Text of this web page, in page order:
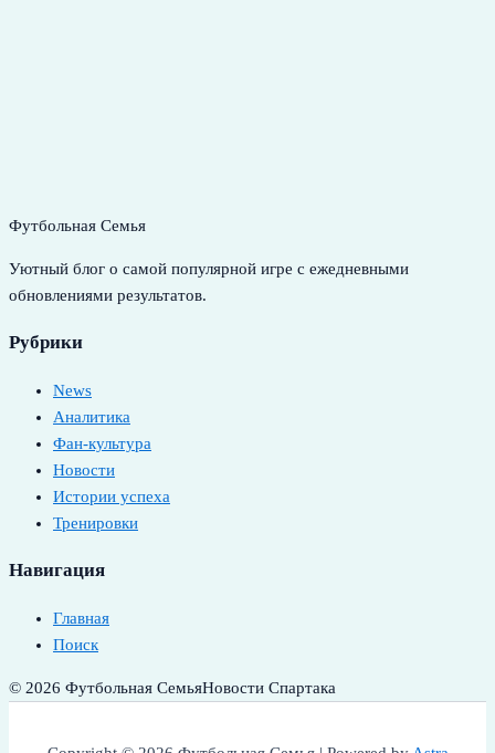
Футбольная Семья
Уютный блог о самой популярной игре с ежедневными
обновлениями результатов.
Рубрики
News
Аналитика
Фан-культура
Новости
Истории успеха
Тренировки
Навигация
Главная
Поиск
© 2026 Футбольная СемьяНовости Спартака